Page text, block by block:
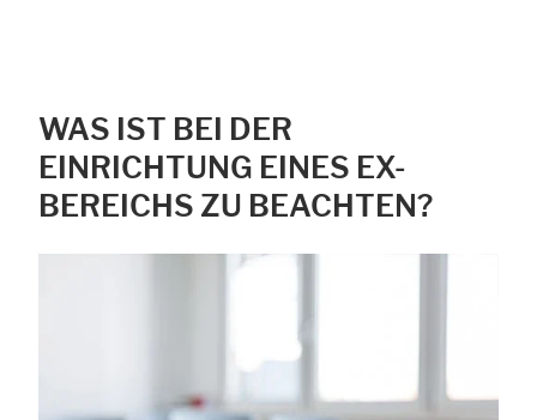
WAS IST BEI DER
EINRICHTUNG EINES EX-
BEREICHS ZU BEACHTEN?